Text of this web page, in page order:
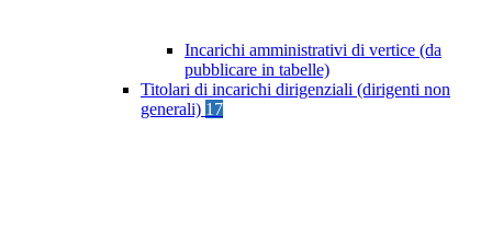
Incarichi amministrativi di vertice (da
pubblicare in tabelle)
Titolari di incarichi dirigenziali (dirigenti non
generali) 17